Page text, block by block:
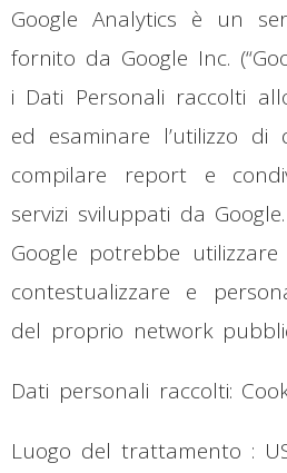
Google Analytics è un
fornito da Google Inc.
i Dati Personali raccolti
ed esaminare l’utilizzo di
compilare report e
servizi sviluppati da Google.
Google potrebbe
contestualizzare e
del proprio network
Dati personali raccolti:
Luogo del trattamento :